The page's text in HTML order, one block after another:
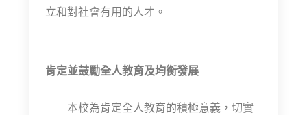
立和對社會有用的人才。
肯定並鼓勵全人教育及均衡發展
本校為肯定全人教育的積極意義，切實